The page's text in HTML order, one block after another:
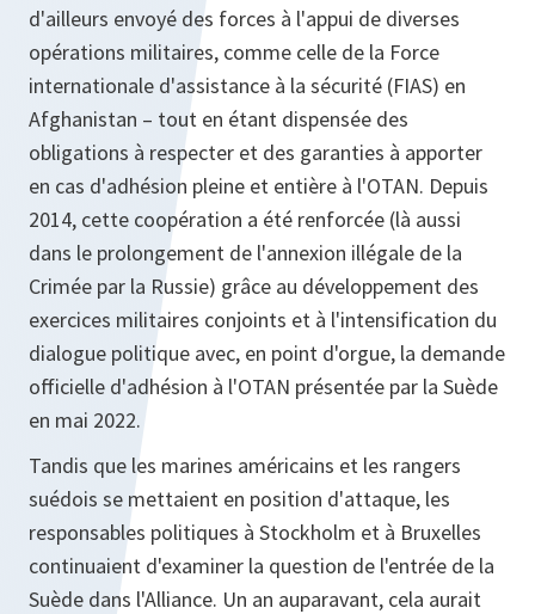
d'ailleurs envoyé des forces à l'appui de diverses
opérations militaires, comme celle de la Force
internationale d'assistance à la sécurité (FIAS) en
Afghanistan – tout en étant dispensée des
obligations à respecter et des garanties à apporter
en cas d'adhésion pleine et entière à l'OTAN. Depuis
2014, cette coopération a été renforcée (là aussi
dans le prolongement de l'annexion illégale de la
Crimée par la Russie) grâce au développement des
exercices militaires conjoints et à l'intensification du
dialogue politique avec, en point d'orgue, la demande
officielle d'adhésion à l'OTAN présentée par la Suède
en mai 2022.
Tandis que les marines américains et les rangers
suédois se mettaient en position d'attaque, les
responsables politiques à Stockholm et à Bruxelles
continuaient d'examiner la question de l'entrée de la
Suède dans l'Alliance. Un an auparavant, cela aurait